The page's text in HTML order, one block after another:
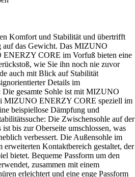
Komfort und Stabilität und übertrifft
auf das Gewicht. Das MIZUNO
CORE im Vorfuß bieten eine
wie Sie ihn noch nie zuvor
auch mit Blick auf Stabilität
Details im
gesamte Sohle ist mit MIZUNO
MIZUNO ENERZY CORE speziell im
beispiellose Dämpfung und
Die Zwischensohle auf der
bis zur Oberseite umschlossen, was
verbessert. Die Außensohle im
Kontaktbereich gestaltet, der
bietet. Bequeme Passform um den
zusammen mit einem
erleichtert und eine enge Passform